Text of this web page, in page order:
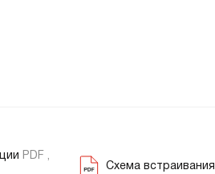
PDF ,
Схема встраивания